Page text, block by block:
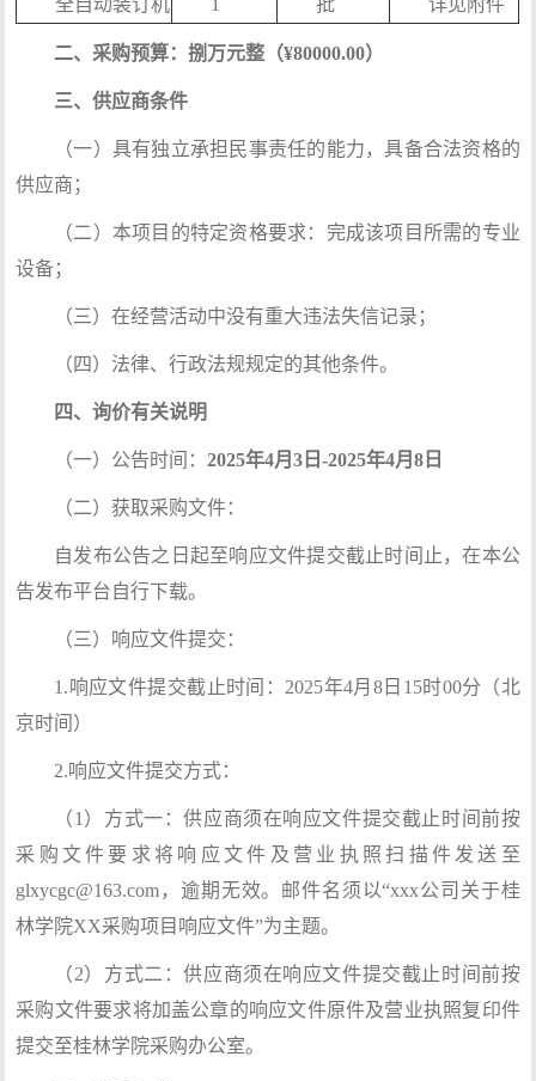
二、采购预算：捌 万元整（¥80000.00）
三、供应商条件
（一）具有独立承担民事责任的能力，具备合法资格的
供应商；
（二）本项目的特定资格要求：完成该项目所需的专业
设备；
（三）在经营活动中没有重大违法失信记录；
（四）法律、行政法规规定的其他条件。
四、询价有关说明
（一）公告时间：2025年4月3 日-2025年4月8 日
（二）获取采购文件：
自发布公告之日起至响应文件提交截止时间止，在本公
告发布平台自行下载。
（三）响应文件提交：
1.响应文件提交截止时间：2025年4月8日15时00分（北
京时间）
2.响应文件提交方式：
（1）方式一：供应商须在响应文件提交截止时间前按
采购文件要求将响应文件及营业执照扫描件发送至
glxycgc@163.com，逾期无效。邮件名须以“xxx公司关于桂
林学院XX采购项目响应文件”为主题。
（2）方式二：供应商须在响应文件提交截止时间前按
采购文件要求将加盖公章的响应文件原件及营业执照复印件
提交至桂林学院采购办公室。